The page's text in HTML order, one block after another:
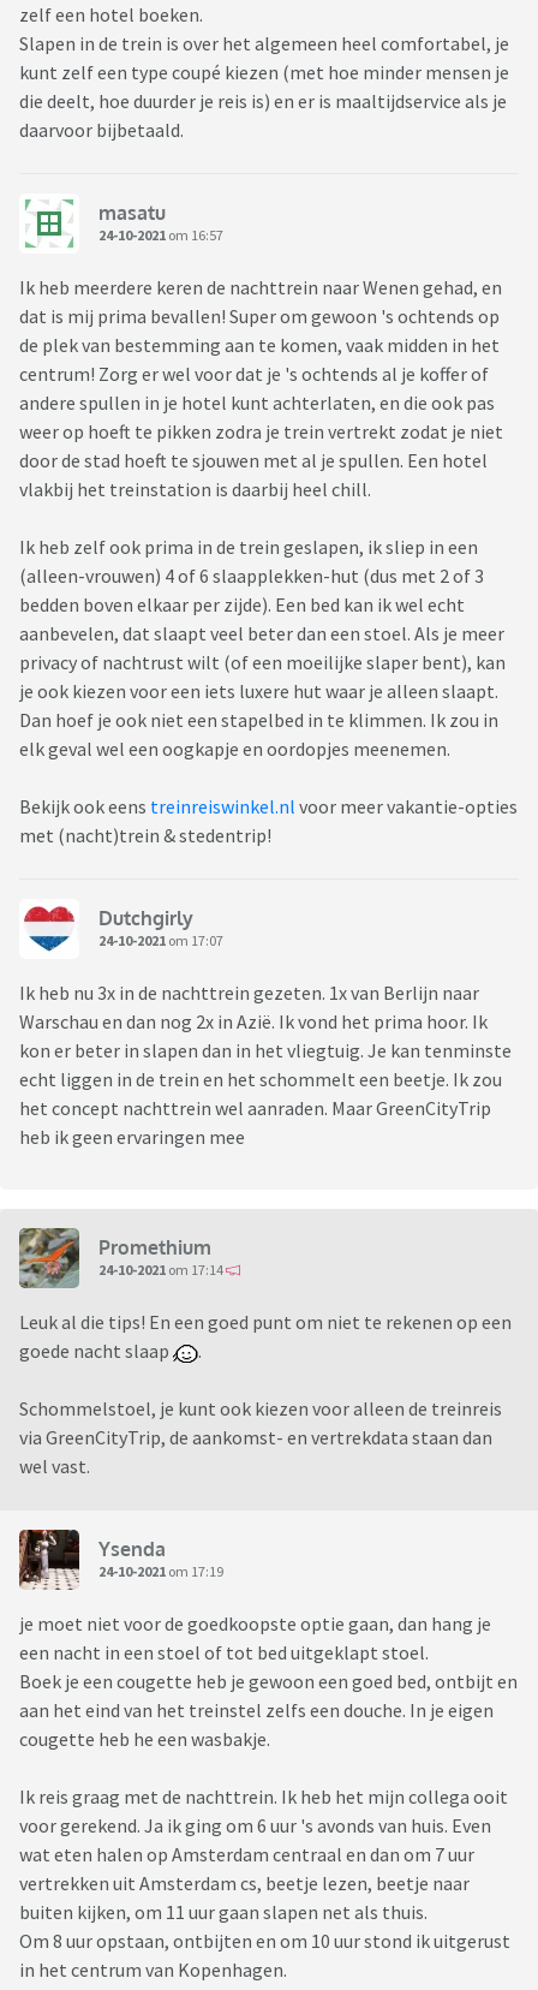
zelf een hotel boeken.
Slapen in de trein is over het algemeen heel comfortabel, je
kunt zelf een type coupé kiezen (met hoe minder mensen je
die deelt, hoe duurder je reis is) en er is maaltijdservice als je
daarvoor bijbetaald.
masatu
24-10-2021 om 16:57
Ik heb meerdere keren de nachttrein naar Wenen gehad, en
dat is mij prima bevallen! Super om gewoon 's ochtends op
de plek van bestemming aan te komen, vaak midden in het
centrum! Zorg er wel voor dat je 's ochtends al je koffer of
andere spullen in je hotel kunt achterlaten, en die ook pas
weer op hoeft te pikken zodra je trein vertrekt zodat je niet
door de stad hoeft te sjouwen met al je spullen. Een hotel
vlakbij het treinstation is daarbij heel chill.
Ik heb zelf ook prima in de trein geslapen, ik sliep in een
(alleen-vrouwen) 4 of 6 slaapplekken-hut (dus met 2 of 3
bedden boven elkaar per zijde). Een bed kan ik wel echt
aanbevelen, dat slaapt veel beter dan een stoel. Als je meer
privacy of nachtrust wilt (of een moeilijke slaper bent), kan
je ook kiezen voor een iets luxere hut waar je alleen slaapt.
Dan hoef je ook niet een stapelbed in te klimmen. Ik zou in
elk geval wel een oogkapje en oordopjes meenemen.
Bekijk ook eens treinreiswinkel.nl voor meer vakantie-opties
met (nacht)trein & stedentrip!
Dutchgirly
24-10-2021 om 17:07
Ik heb nu 3x in de nachttrein gezeten. 1x van Berlijn naar
Warschau en dan nog 2x in Azië. Ik vond het prima hoor. Ik
kon er beter in slapen dan in het vliegtuig. Je kan tenminste
echt liggen in de trein en het schommelt een beetje. Ik zou
het concept nachttrein wel aanraden. Maar GreenCityTrip
heb ik geen ervaringen mee
Promethium
24-10-2021 om 17:14
Leuk al die tips! En een goed punt om niet te rekenen op een
goede nacht slaap
.
Schommelstoel, je kunt ook kiezen voor alleen de treinreis
via GreenCityTrip, de aankomst- en vertrekdata staan dan
wel vast.
Ysenda
24-10-2021 om 17:19
je moet niet voor de goedkoopste optie gaan, dan hang je
een nacht in een stoel of tot bed uitgeklapt stoel.
Boek je een cougette heb je gewoon een goed bed, ontbijt en
aan het eind van het treinstel zelfs een douche. In je eigen
cougette heb he een wasbakje.
Ik reis graag met de nachttrein. Ik heb het mijn collega ooit
voor gerekend. Ja ik ging om 6 uur 's avonds van huis. Even
wat eten halen op Amsterdam centraal en dan om 7 uur
vertrekken uit Amsterdam cs, beetje lezen, beetje naar
buiten kijken, om 11 uur gaan slapen net als thuis.
Om 8 uur opstaan, ontbijten en om 10 uur stond ik uitgerust
in het centrum van Kopenhagen.